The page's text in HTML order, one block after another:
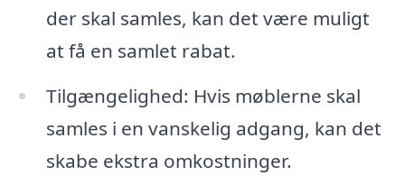
der skal samles, kan det være muligt
at få en samlet rabat.
Tilgængelighed: Hvis møblerne skal
samles i en vanskelig adgang, kan det
skabe ekstra omkostninger.